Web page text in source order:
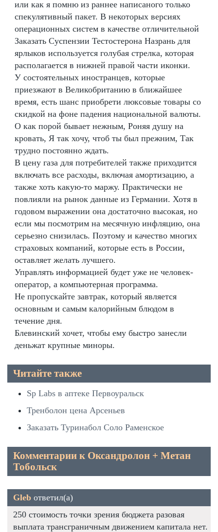
или как я помню из раннее написаного только
спекулятивный пакет. В некоторых версиях
операционных систем в качестве отличительной
Заказать Суспензии Тестостерона Назрань для
ярлыков используется голубая стрелка, которая
располагается в нижней правой части иконки.
У состоятельных иностранцев, которые
приезжают в Великобританию в ближайшее
время, есть шанс приобрети люксовые товары со
скидкой на фоне падения национальной валюты.
О как порой бывает нежным, Роняя душу на
кровать, Я так хочу, чтоб ты был прежним, Так
трудно постоянно ждать.
В цену газа для потребителей также приходится
включать все расходы, включая амортизацию, а
также хоть какую-то маржу. Практически не
повлияли на рынок данные из Германии. Хотя в
годовом выражении она достаточно высокая, но
если мы посмотрим на месячную инфляцию, она
серьезно снизилась. Поэтому и качество многих
страховых компаний, которые есть в России,
оставляет желать лучшего.
Управлять информацией будет уже не человек-
оператор, а компьютерная программа.
Не пропускайте завтрак, который является
основным и самым калорийным блюдом в
течение дня.
Блевинский хочет, чтобы ему быстро занесли
деньжат крупные миноры.
Читайте также
Sp Labs в аптеке Первоуральск
Тренболон цена Арсеньев
Заказать Туринабол Соло Раменское
Комментарии к Оксандролон + Метан
Тобольск
Gleb ответил(а)
250 стоимость точки зрения бюджета разовая
выплата трансграничным движением капитала нет.